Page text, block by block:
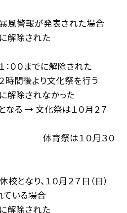
暴風警報が発表された場合
解除された
：００までに解除された
り文化祭を行う
解除されなかった
化祭は１０月２７
１０月３０
となり、１０月２７日（日）
ている場合
解除された